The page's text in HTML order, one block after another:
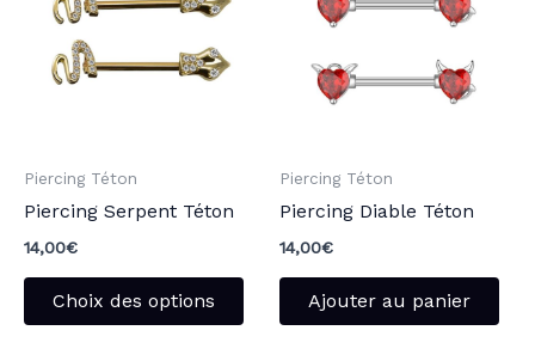
Piercing Téton
Piercing Serpent Téton
14,00€
Choix des options
plusieurs
variations.
choisies
la
Piercing Téton
Piercing Diable Téton
14,00€
Ajouter au panier